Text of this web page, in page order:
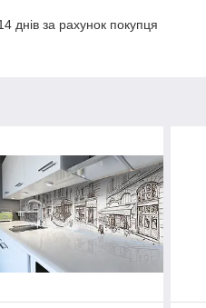
днів за рахунок покупця